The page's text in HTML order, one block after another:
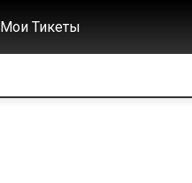
Мои Тикеты